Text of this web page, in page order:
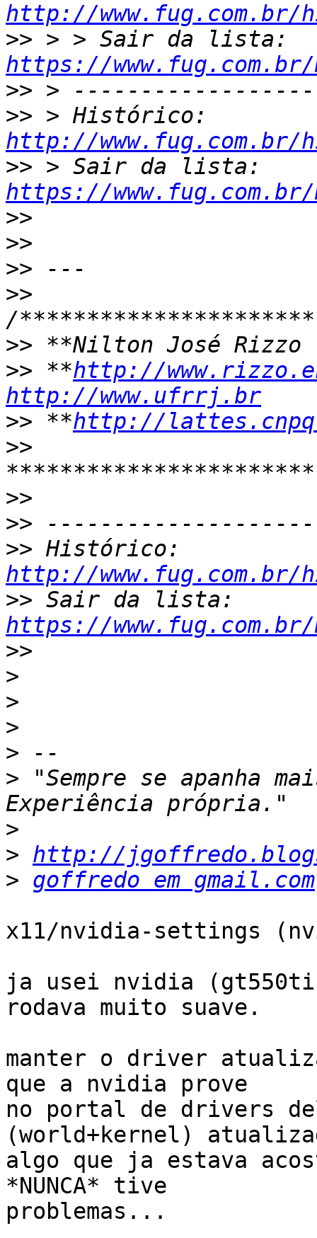
http://
>>
https://
>>
>>
http://
>>
https://
>>
>>
>>
>>
>>
>> **http://
http://www.ufrrj.br
>> **http://
>>
>>
>>
>>
http://
>>
https://
>>
>
>
>
>
> "Sempre se apanha
>
> http://
> goffredo em gmail.com
x11/nvidia-settings
ja usei nvidia (gt550ti)
rodava muito suave.
manter o driver
que a nvidia prove
no portal de drivers
(world+kernel)
algo que ja estava
*NUNCA* tive
problemas...